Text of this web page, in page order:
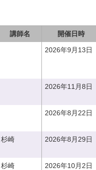
講師名 開催日時
2026年9月13日
2026年11月8日
2026年8月22日
杉崎 2026年8月29日
杉崎 2026年10月2日